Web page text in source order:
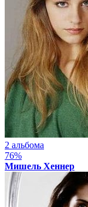
2 альбома
76%
Мишель Хеннер